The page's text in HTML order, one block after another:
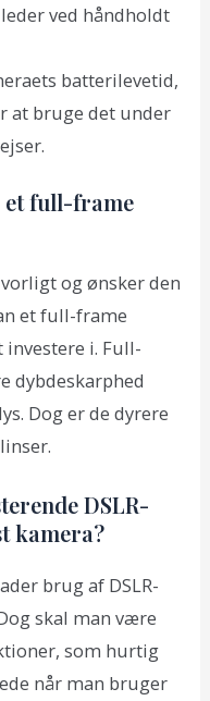
ved håndholdt
batterilevetid,
at bruge det under
et full-frame
og ønsker den
et full-frame
i. Full-
dybdeskarphed
Dog er de dyrere
DSLR-
kamera?
brug af DSLR-
skal man være
som hurtig
når man bruger